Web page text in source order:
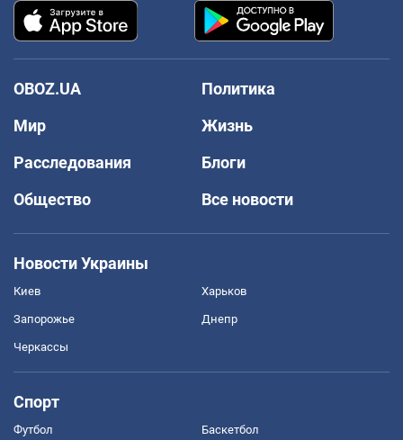
OBOZ.UA
Политика
Мир
Жизнь
Расследования
Блоги
Общество
Все новости
Новости Украины
Киев Харьков
Запорожье Днепр
Черкассы
Спорт
Футбол Баскетбол